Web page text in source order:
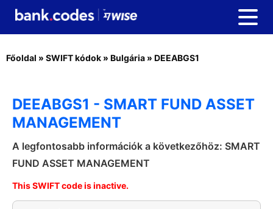
Főoldal » SWIFT kódok » Bulgária » DEEABGS1
DEEABGS1 - SMART FUND ASSET
MANAGEMENT
A legfontosabb információk a következőhöz: SMART
FUND ASSET MANAGEMENT
This SWIFT code is inactive.